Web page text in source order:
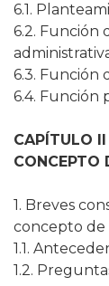
6.1.
6.2. Función
6.3. Función
6.4. Función
CAPÍTULO II
CONCEPTO
1. Breves
concepto de
1.1.
1.2.